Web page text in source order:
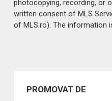
photocopying, recording, or
written consent of MLS
of MLS.ro). The information
PROMOVAT DE